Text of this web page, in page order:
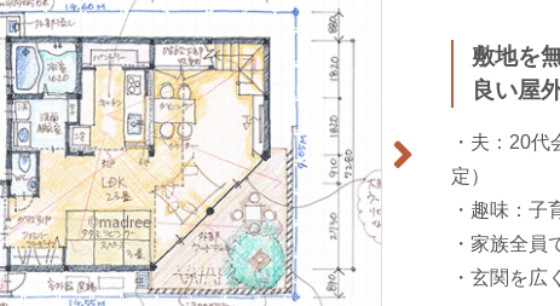
敷地を
良い屋
・夫：20
定）
・趣味：子
・家族全員
・玄関を広